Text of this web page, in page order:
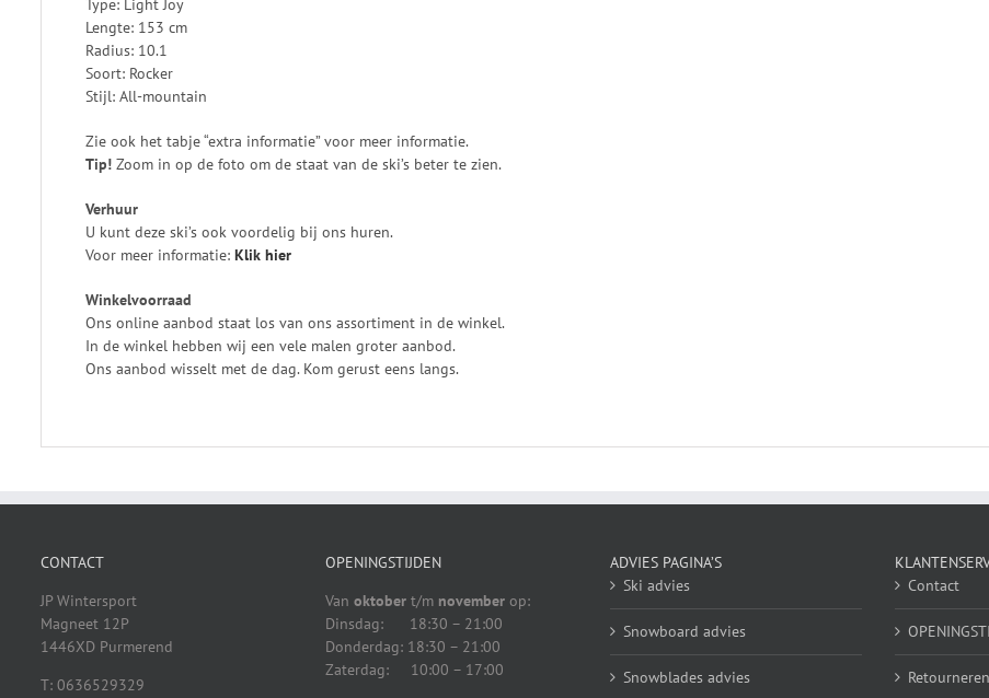
Type: Light Joy
Lengte: 153 cm
Radius: 10.1
Soort: Rocker
Stijl: All-mountain
Zie ook het tabje “extra informatie” voor meer informatie.
Tip! Zoom in op de foto om de staat van de ski’s beter te zien.
Verhuur
U kunt deze ski’s ook voordelig bij ons huren.
Voor meer informatie: Klik hier
Winkelvoorraad
Ons online aanbod staat los van ons assortiment in de winkel.
In de winkel hebben wij een vele malen groter aanbod.
Ons aanbod wisselt met de dag. Kom gerust eens langs.
CONTACT
JP Wintersport
Magneet 12P
1446XD Purmerend
T: 0636529329
OPENINGSTIJDEN
Van oktober t/m november op:
Dinsdag: 18:30 – 21:00
Donderdag: 18:30 – 21:00
Zaterdag: 10:00 – 17:00
ADVIES PAGINA’S
Ski advies
Snowboard advies
Snowblades advies
Contact